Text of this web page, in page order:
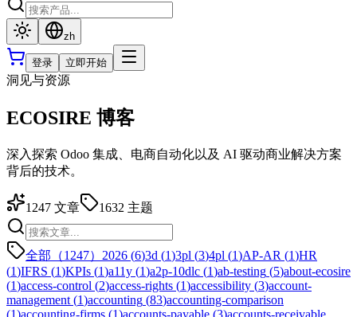
zh
登录 立即开始
洞见与资源
ECOSIRE 博客
深入探索 Odoo 集成、电商自动化以及 AI 驱动商业解决方案
背后的技术。
1247 文章 1632 主题
全部（1247） 2026 (6)3d (1)3pl (3)4pl (1)AP-AR (1)HR
(1)IFRS (1)KPIs (1)a11y (1)a2p-10dlc (1)ab-testing (5)about-ecosire
(1)access-control (2)access-rights (1)accessibility (3)account-
management (1)accounting (83)accounting-comparison
(1)accounting-firms (1)accounts-payable (3)accounts-receivable